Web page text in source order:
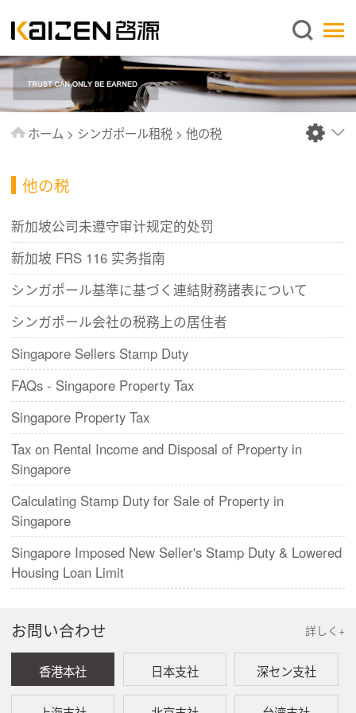
日本語
企業情報
事業内容
ニュース
よくあるご質問
お問い合わせ
ホーム > シンガポール租税 > 他の税
他の税
新加坡公司未遵守审计规定的处罚
新加坡 FRS 116 实务指南
シンガポール基準に基づく連結財務諸表について
シンガポール会社の税務上の居住者
Singapore Sellers Stamp Duty
FAQs - Singapore Property Tax
Singapore Property Tax
Tax on Rental Income and Disposal of Property in
Singapore
Calculating Stamp Duty for Sale of Property in
Singapore
Singapore Imposed New Seller's Stamp Duty & Lowered
Housing Loan Limit
詳しく+
お問い合わせ
香港本社 日本支社 深セン支社